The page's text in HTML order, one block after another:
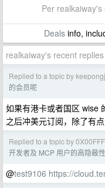
Per
Dealsinfo,
realkaiway's recent replies
Replied to a topic by
的会员呢
如果有港卡或者国区 wise
之后冲美元订阅，除了有
Replied to a topic by
开发者及 MCP 用户的高隐蔽
@test9106 https://